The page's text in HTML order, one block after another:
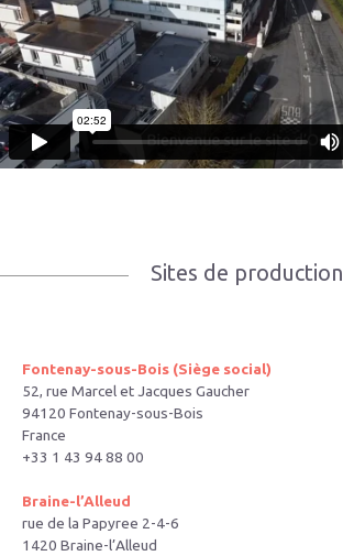
Sites de production
Fontenay-sous-Bois (Siège social)
52, rue Marcel et Jacques Gaucher
94120 Fontenay-sous-Bois
France
+33 1 43 94 88 00
Braine-l’Alleud
rue de la Papyree 2-4-6
1420 Braine-l’Alleud